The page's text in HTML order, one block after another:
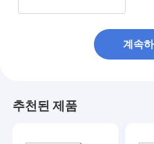
계속
추천된 제품